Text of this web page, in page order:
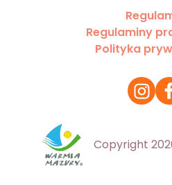
Regulaminy
Polityka
Copyright